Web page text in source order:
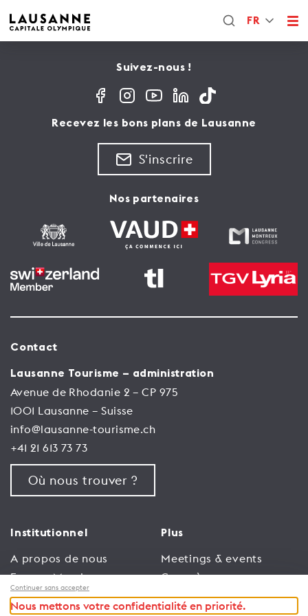
FR
Suivez-nous !
Recevez les bons plans de Lausanne
S'inscrire
Nos partenaires
Contact
Lausanne Tourisme – administration
Avenue de Rhodanie 2 – CP 975
1001 Lausanne – Suisse
info@lausanne-tourisme.ch
+41 21 613 73 73
Où nous trouver ?
Institutionnel
A propos de nous
Espace Membres
Emploi
Plus
Meetings & events
Congrès
Trade
Continuer sans accepter
Nous mettons votre confidentialité en priorité.